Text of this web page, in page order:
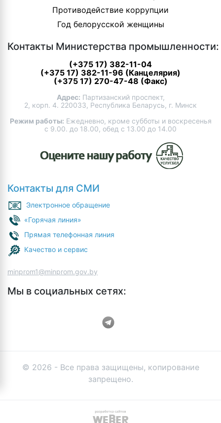
Противодействие коррупции
Год белорусской женщины
Контакты Министерства промышленности:
(+375 17) 382-11-04
(+375 17) 382-11-96 (Канцелярия)
(+375 17) 270-47-48 (Факс)
Адрес: Партизанский проспект,
2, корп. 4. 220033, Республика Беларусь, г. Минск
Режим работы: Ежедневно, кроме субботы и воскресенья
с 9.00. до 18.00, обед с 13.00 до 14.00
Контакты для СМИ
Электронное обращение
«Горячая линия»
Прямая телефонная линия
Качество и сервис
minprom1@minprom.gov.by
Мы в социальных сетях:
© 2026 - Все права защищены, копирование
запрещено.